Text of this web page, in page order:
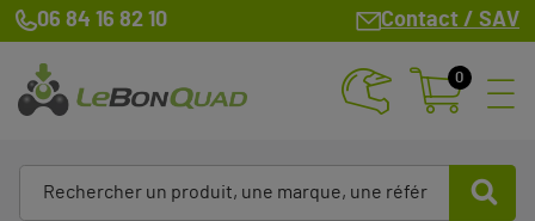
06 84 16 82 10 Contact / SAV
0